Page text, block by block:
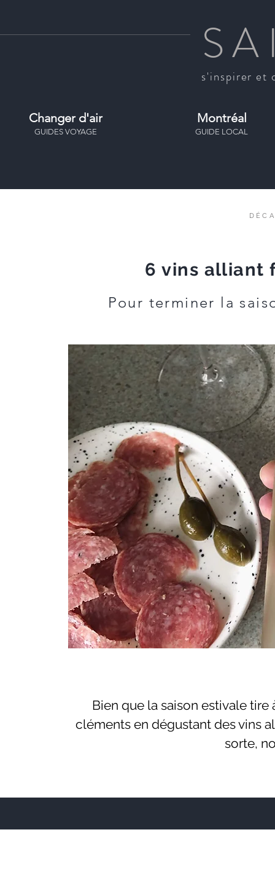
s'inspirer et
Changer d'air Montréal
GUIDE LOCAL
GUIDES VOYAGE
6 vins alliant
Pour terminer la
Bien que la saison estivale
cléments en dégustant des vins
sorte,